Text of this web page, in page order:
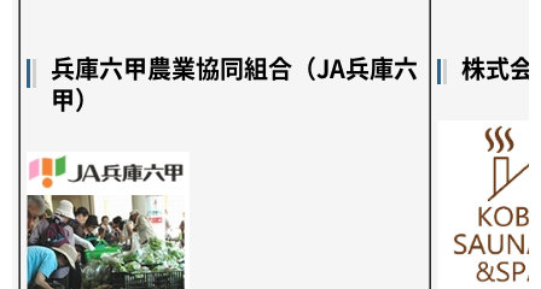
兵庫六甲農業協同組合（JA兵庫六
甲）
株式